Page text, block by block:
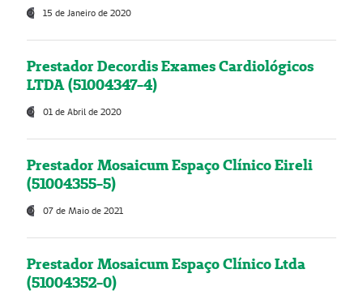
15 de Janeiro de 2020
Prestador Decordis Exames Cardiológicos
LTDA (51004347-4)
01 de Abril de 2020
Prestador Mosaicum Espaço Clínico Eireli
(51004355-5)
07 de Maio de 2021
Prestador Mosaicum Espaço Clínico Ltda
(51004352-0)